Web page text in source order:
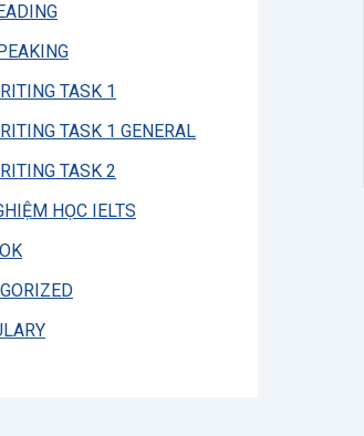
TASK 1
TASK 1 GENERAL
TASK 2
HỌC IELTS